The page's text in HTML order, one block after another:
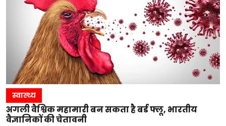
स्वास्थ्य
अगली वैश्विक महामारी बन सकता है बर्ड फ्लू, भारतीय
वैज्ञानिकों की चेतावनी